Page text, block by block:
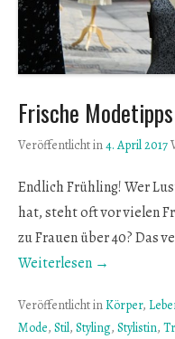
Frische
Veröffentlicht in4. April 2017
Endlich Frühling! Wer
hat, steht oft vor vielen
zu Frauen über 40? Das
Weiterlesen →
Veröffentlicht inKörper,
Mode, Stil, Styling, Stylistin,